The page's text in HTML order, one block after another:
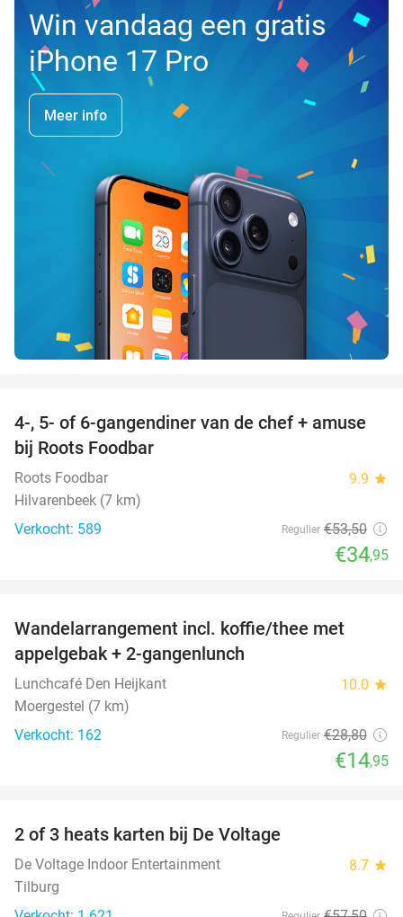
Win vandaag een gratis
iPhone 17 Pro
Meer info
35%
4-, 5- of 6-gangendiner van de chef + amuse
bij Roots Foodbar
Roots Foodbar 9.9 star
Hilvarenbeek (7 km)
Verkocht: 589
Regulier €53,50
€34,95
Wandelarrangement incl. koffie/thee met
appelgebak + 2-gangenlunch
Lunchcafé Den Heijkant 10.0 star
Moergestel (7 km)
Verkocht: 162
Regulier €28,80
€14,95
2 of 3 heats karten bij De Voltage
De Voltage Indoor Entertainment 8.7 star
Tilburg